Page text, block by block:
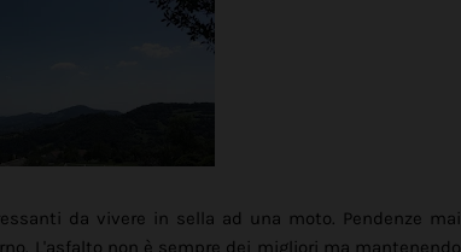
da vivere in sella ad una moto. Pendenze mai
L'asfalto non è sempre dei migliori ma mantenendo